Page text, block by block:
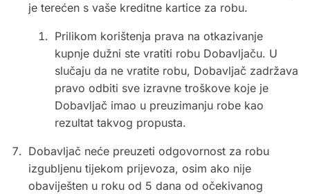
je terećen s vaše kreditne kartice za robu.
Prilikom korištenja prava na otkazivanje
kupnje dužni ste vratiti robu Dobavljaču. U
slučaju da ne vratite robu, Dobavljač zadržava
pravo odbiti sve izravne troškove koje je
Dobavljač imao u preuzimanju robe kao
rezultat takvog propusta.
Dobavljač neće preuzeti odgovornost za robu
izgubljenu tijekom prijevoza, osim ako nije
obaviješten u roku od 5 dana od očekivanog